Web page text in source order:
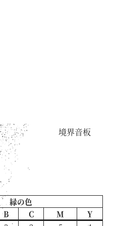
境界音板
縁の色
B C M
Y